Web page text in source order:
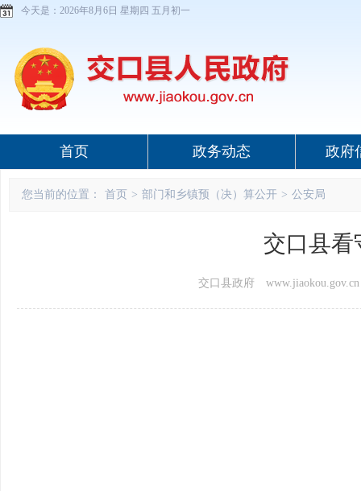
今天是： 2026年8月6日 星期四 五月初一
首页 政务动态 政府
您当前的位置： 首页 > 部门和乡镇预（决）算公开 > 公安局
交口县看
交口县政府 www.jiaokou.gov.cn